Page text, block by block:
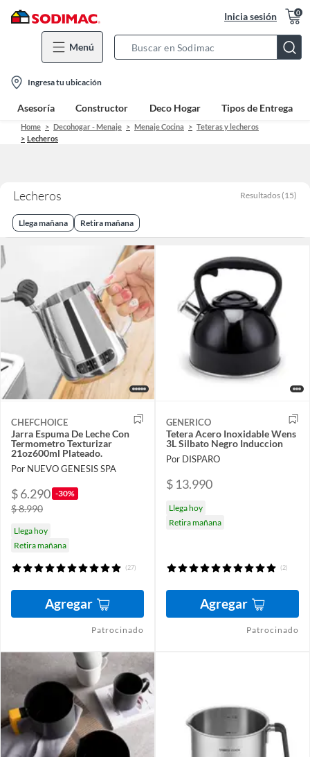
Inicia sesión 0
Menú
Bar
location-
icon
Ingresa tu ubicación
Asesoría Constructor Deco Hogar Tipos de Entrega
Home Decohogar - Menaje Menaje Cocina
Teteras y lecheros
Lecheros
Lecheros Resultados (15)
Llega mañana Retira mañana
CHEFCHOICE
Jarra Espuma De Leche Con
Termometro Texturizar
21oz600ml Plateado.
Por NUEVO GENESIS SPA
$ 6.290 -30%
$ 8.990
Llega hoy
Retira mañana
(27)
Agregar
Patrocinado
GENERICO
Tetera Acero Inoxidable Wens
3L Silbato Negro Induccion
Por DISPARO
$ 13.990
Llega hoy
Retira mañana
(2)
Agregar
Patrocinado